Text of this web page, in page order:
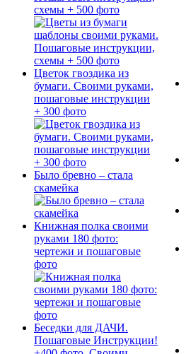
схемы + 500 фото
Цветок гвоздика из
бумаги. Своими руками,
пошаговые инструкции
+ 300 фото
Было бревно – стала
скамейка
Книжная полка своими
руками 180 фото:
чертежи и пошаговые
фото
Беседки для ДАЧИ.
Пошаговые Инструкции!